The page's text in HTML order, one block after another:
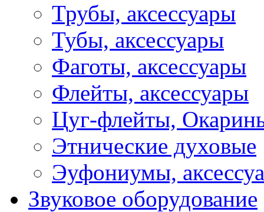
Трубы, аксессуары
Тубы, аксессуары
Фаготы, аксессуары
Флейты, аксессуары
Цуг-флейты,
Этнические духовые
Эуфониумы,
Звуковое оборудование